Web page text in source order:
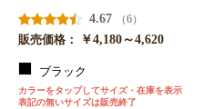
4.67
（6）
販売価格：
￥4,180～4,620
ブラック
カラーをタップしてサイズ・在庫を表示
表記の無いサイズは販売終了